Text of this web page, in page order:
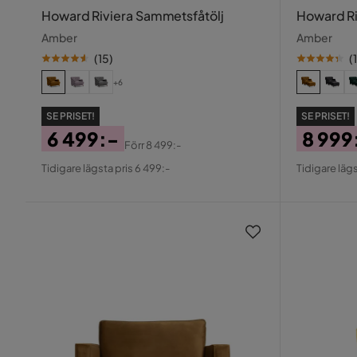
Howard Riviera Sammetsfåtölj
Amber
(15)
+6
SE PRISET!
Pris
6 499:-
Original
Förr8 499:-
Tidigare lägsta pris 6 499:-
Howard
Amber
(
SE PRISET!
Pris
8
Tidigare